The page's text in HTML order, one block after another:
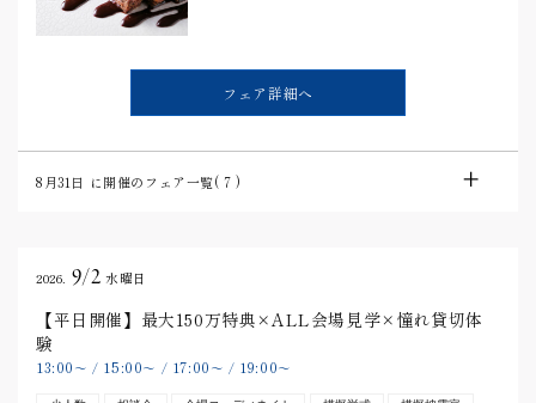
フェア詳細へ
8月31日 に開催のフェア一覧(7 )
2026. 9/2 水曜日
【平日開催】最大150万特典×ALL会場見学×憧れ貸切体
験
13:00 〜/ 15:00〜 / 17:00 〜/ 19:00〜